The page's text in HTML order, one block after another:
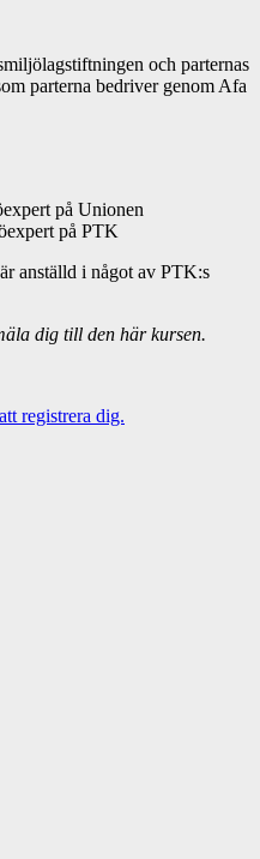
och parternas
parterna bedriver genom Afa
på Unionen
på PTK
anställd i något av PTK:s
dig till den här kursen.
registrera dig.